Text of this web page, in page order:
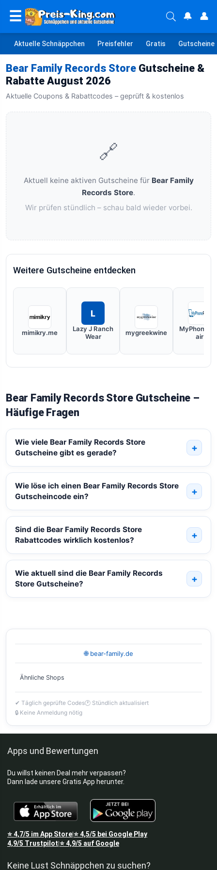
☰ 🔔 👤
Aktuelle Schnäppchen Preisfehler Gratis Gutscheine
Bear Family Records Store Gutscheine &
Rabatte August 2026
Aktuelle Coupons & Rabattcodes – geprüft & kostenlos
🔗
Aktuell keine aktiven Gutscheine für Bear Family
Records Store.
Wir prüfen stündlich – schau bald wieder vorbei.
Weitere Gutscheine entdecken
mimikry.me
L
Lazy J Ranch
Wear
mygreekwine
air
Bear Family Records Store Gutscheine –
Häufige Fragen
Wie viele Bear Family Records Store
Gutscheine gibt es gerade?
Wie löse ich einen Bear Family Records Store
Gutscheincode ein?
Sind die Bear Family Records Store
Rabattcodes wirklich kostenlos?
Wie aktuell sind die Bear Family Records
Store Gutscheine?
🌐 bear-family.de
Ähnliche Shops
✔ Täglich geprüfte Codes🕐 Stündlich aktualisiert
🔒 Keine Anmeldung nötig
Apps und Bewertungen
Du willst keinen Deal mehr verpassen?
Dann lade unsere Gratis App herunter.
⭐4,7/5 im App Store⭐4,5/5 bei Google Play
4,9/5 Trustpilot ⭐4,9/5 auf Google
Keine Lust Schnäppchen zu suchen?